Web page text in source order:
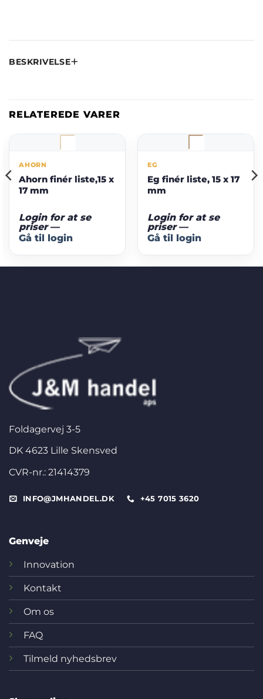
BESKRIVELSE
RELATEREDE VARER
AHORN
Ahorn finér liste,15 x
17 mm
Login for at se
priser—
Gå til login
EG
Eg finér liste, 15 x 17
mm
Login for at se
priser—
Gå til login
Foldagervej 3-5
DK 4623 Lille Skensved
CVR-nr.: 21414379
INFO@JMHANDEL.DK +45 7015 3620
Genveje
Innovation
Kontakt
Om os
FAQ
Tilmeld nyhedsbrev